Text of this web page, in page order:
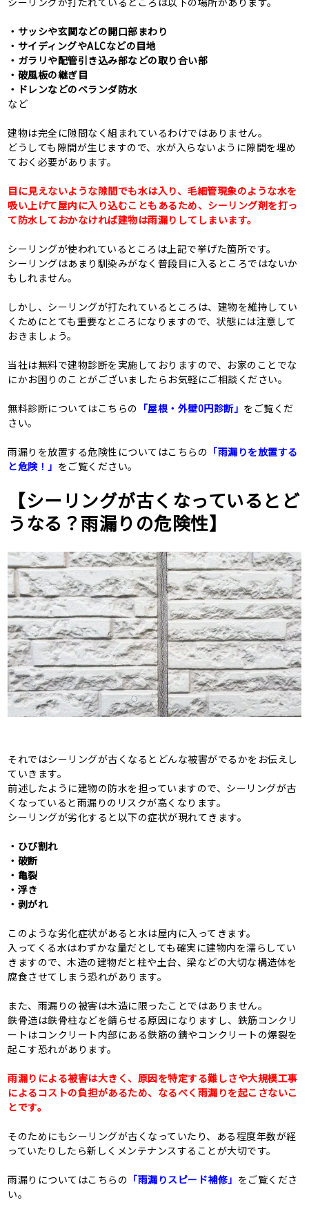
・サッシや玄関などの開口部まわり
・サイディングやALCなどの目地
・ガラリや配管引き込み部などの取り合い部
・破風板の継ぎ目
・ドレンなどのベランダ防水
など
建物は完全に隙間なく組まれているわけではありません。
どうしても隙間が生じますので、水が入らないように隙間を埋め
ておく必要があります。
目に見えないような隙間でも水は入り、毛細管現象のような水を
吸い上げて屋内に入り込むこともあるため、シーリング剤を打っ
て防水しておかなければ建物は雨漏りしてしまいます。
シーリングが使われているところは上記で挙げた箇所です。
シーリングはあまり馴染みがなく普段目に入るところではないか
もしれません。
しかし、シーリングが打たれているところは、建物を維持してい
くためにとても重要なところになりますので、状態には注意して
おきましょう。
当社は無料で建物診断を実施しておりますので、お家のことでな
にかお困りのことがございましたらお気軽にご相談ください。
無料診断についてはこちらの 「屋根・外壁0円診断」 をご覧くだ
さい。
雨漏りを放置する危険性についてはこちらの 「雨漏りを放置する
と危険！」 をご覧ください。
【シーリングが古くなっているとど
うなる？雨漏りの危険性】
それではシーリングが古くなるとどんな被害がでるかをお伝えし
ていきます。
前述したように建物の防水を担っていますので、シーリングが古
くなっていると雨漏りのリスクが高くなります。
シーリングが劣化すると以下の症状が現れてきます。
・ひび割れ
・破断
・亀裂
・浮き
・剥がれ
このような劣化症状があると水は屋内に入ってきます。
入ってくる水はわずかな量だとしても確実に建物内を濡らしてい
きますので、木造の建物だと柱や土台、梁などの大切な構造体を
腐食させてしまう恐れがあります。
また、雨漏りの被害は木造に限ったことではありません。
鉄骨造は鉄骨柱などを錆らせる原因になりますし、鉄筋コンクリ
ートはコンクリート内部にある鉄筋の錆やコンクリートの爆裂を
起こす恐れがあります。
雨漏りによる被害は大きく、原因を特定する難しさや大規模工事
によるコストの負担があるため、なるべく雨漏りを起こさないこ
とです。
そのためにもシーリングが古くなっていたり、ある程度年数が経
っていたりしたら新しくメンテナンスすることが大切です。
雨漏りについてはこちらの 「雨漏りスピード補修」 をご覧くださ
い。